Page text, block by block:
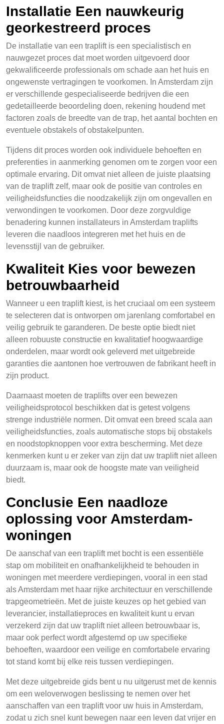
Installatie Een nauwkeurig
georkestreerd proces
De installatie van een traplift is een specialistisch en
nauwgezet proces dat moet worden uitgevoerd door
gekwalificeerde professionals om schade aan het huis en
ongewenste vertragingen te voorkomen. In Amsterdam zijn
er verschillende gespecialiseerde bedrijven die een
gedetailleerde beoordeling doen, rekening houdend met
factoren zoals de breedte van de trap, het aantal bochten en
eventuele obstakels of obstakelpunten.
Tijdens dit proces worden ook individuele behoeften en
preferenties in aanmerking genomen om te zorgen voor een
optimale ervaring. Dit omvat niet alleen de juiste plaatsing
van de traplift zelf, maar ook de positie van controles en
veiligheidsfuncties die noodzakelijk zijn om ongevallen en
verwondingen te voorkomen. Door deze zorgvuldige
benadering kunnen installateurs in Amsterdam traplifts
leveren die naadloos integreren met het huis en de
levensstijl van de gebruiker.
Kwaliteit Kies voor bewezen
betrouwbaarheid
Wanneer u een traplift kiest, is het cruciaal om een systeem
te selecteren dat is ontworpen om jarenlang comfortabel en
veilig gebruik te garanderen. De beste optie biedt niet
alleen robuuste constructie en kwalitatief hoogwaardige
onderdelen, maar wordt ook geleverd met uitgebreide
garanties die aantonen hoe vertrouwen de fabrikant heeft in
zijn product.
Daarnaast moeten de traplifts over een bewezen
veiligheidsprotocol beschikken dat is getest volgens
strenge industriële normen. Dit omvat een breed scala aan
veiligheidsfuncties, zoals automatische stops bij obstakels
en noodstopknoppen voor extra bescherming. Met deze
kenmerken kunt u er zeker van zijn dat uw traplift niet alleen
duurzaam is, maar ook de hoogste mate van veiligheid
biedt.
Conclusie Een naadloze
oplossing voor Amsterdam-
woningen
De aanschaf van een traplift met bocht is een essentiële
stap om mobiliteit en onafhankelijkheid te behouden in
woningen met meerdere verdiepingen, vooral in een stad
als Amsterdam met haar rijke architectuur en verschillende
trapgeometrieën. Met de juiste keuzes op het gebied van
leverancier, installatieproces en kwaliteit kunt u ervan
verzekerd zijn dat uw traplift niet alleen betrouwbaar is,
maar ook perfect wordt afgestemd op uw specifieke
behoeften, waardoor een veilige en comfortabele ervaring
tot stand komt bij elke reis tussen verdiepingen.
Met deze uitgebreide gids bent u nu uitgerust met de kennis
om een weloverwogen beslissing te nemen over het
aanschaffen van een traplift voor uw huis in Amsterdam,
zodat u zich snel kunt bewegen naar een leven dat vrijer en